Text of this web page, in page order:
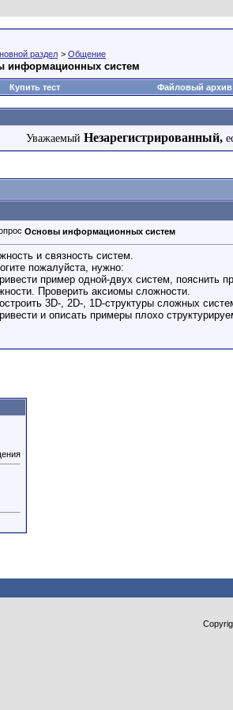
раздел > Общение
информационных систем
Купить тест Файловый архив
Уважаемый Незарегистрированный,
Основы информационных систем
и связность систем.
пожалуйста, нужно:
пример одной-двух систем, пояснить
Проверить аксиомы сложности.
3D-, 2D-, 1D-структуры сложных
и описать примеры плохо